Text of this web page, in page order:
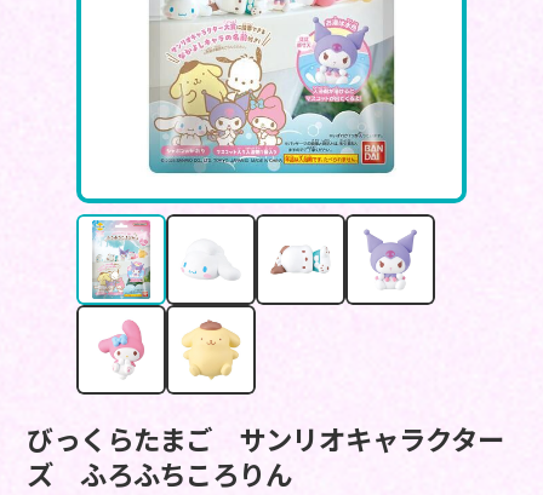
びっくらたまご サンリオキャラクター
ズ ふろふちころりん